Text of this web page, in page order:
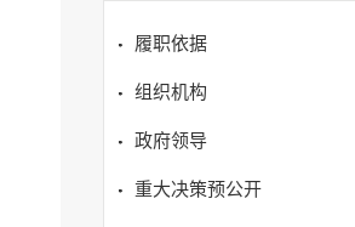
履职依据
组织机构
政府领导
重大决策预公开